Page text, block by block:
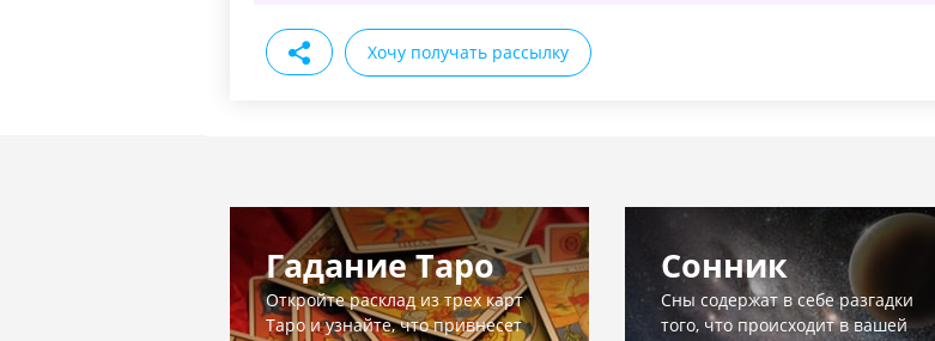
Хочу получать рассылку
Гадание Таро
Откройте расклад из трех карт
Таро и узнайте, что привнесет
Сонник
Сны содержат в себе разгадки
того, что происходит в вашей